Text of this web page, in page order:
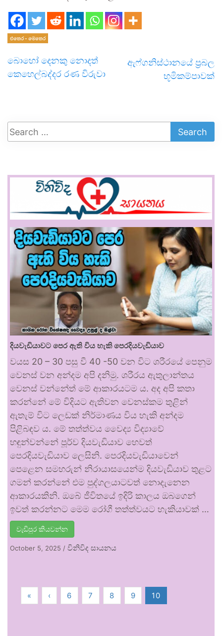
එතෙර - මෙතෙර
බොහෝ දෙනකු නොදත්
කෙහෙල්බද්දර රණ විරුවා
ඇෆ්ගනිස්ථානයේ ප්‍රබල
භූමිකම්පාවක්
දියවැඩියාවට පෙර ඇති විය හැකි පෙරදියවැඩියාව
වයස 20 – 30 පසු වී 40 -50 වන විට ශරීරයේ පෙනුම
වෙනස් වන අන්දම අපි දනිමු. ශරීරය ඇතුලාන්තය
වෙනස් වන්නේත් මේ ආකාරයටම ය. අද අපි කතා
කරන්නේ මේ විදියට ඇතිවන වෙනස්කම තුළින්
ඇතැම් විට ලෙඩක් නිර්මාණය විය හැකි අන්දම
පිළිබඳව ය. මේ තත්ත්වය වෛද්‍ය විද්‍යාවේ
හඳුන්වන්නේ පූර්ව දියවැඩියාව හෙවත්
පෙරදියවැඩියාව ලෙසිනි. පෙරදියවැඩියාවෙන්
පෙළෙන සමහරුන් නිරායාසයෙන්ම දියවැඩියාව තුළට
ගමන් කරන්නේ එම පුද්ගලයාටවත් නොදැනෙන
ආකාරයකිනි. ඔබේ ජීවිතයේ ඉදිරි කාලය ඔබගෙන්
ඉවත් කරන්නට මෙම රෝගී තත්ත්වයට හැකියාවක් …
වැඩිපුර කියවන්න
October 5, 2025 / විනිවිද සායනය
« ‹ 6 7 8 9 10